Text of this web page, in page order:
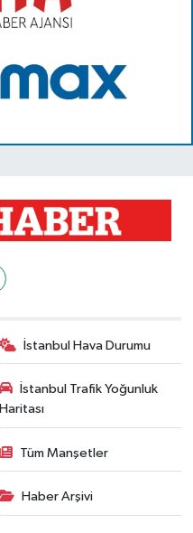
İstanbul Hava Durumu
İstanbul Trafik Yoğunluk
Haritası
Tüm Manşetler
Haber Arşivi